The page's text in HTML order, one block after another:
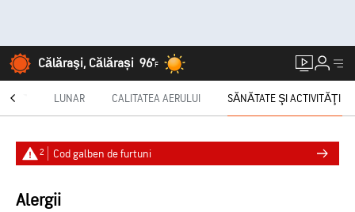
Călăraşi, Călărași 96°F
LUNAR CALITATEA AERULUI SĂNĂTATE ŞI ACTIVITĂŢI
2 Cod galben de furtuni
Alergii